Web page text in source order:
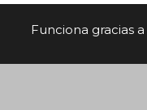
Funciona gracias a